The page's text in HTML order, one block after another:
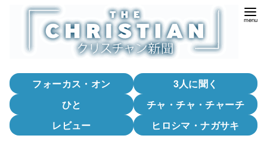
フォーカス・オン
3人に聞く
ひと
チャ・チャ・チャーチ
レビュー
ヒロシマ・ナガサキ